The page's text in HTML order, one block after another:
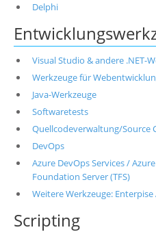
Delphi
Visual Studio & andere .NET-
Werkzeuge für
Java-Werkzeuge
Softwaretests
Quellcodeverwaltung/Source
DevOps
Azure DevOps Services /
Foundation Server (TFS)
Weitere Werkzeuge:
Scripting